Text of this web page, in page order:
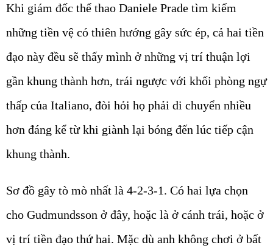
Khi giám đốc thể thao Daniele Prade tìm kiếm
những tiền vệ có thiên hướng gây sức ép, cả hai tiền
đạo này đều sẽ thấy mình ở những vị trí thuận lợi
gần khung thành hơn, trái ngược với khối phòng ngự
thấp của Italiano, đòi hỏi họ phải di chuyển nhiều
hơn đáng kể từ khi giành lại bóng đến lúc tiếp cận
khung thành.
Sơ đồ gây tò mò nhất là 4-2-3-1. Có hai lựa chọn
cho Gudmundsson ở đây, hoặc là ở cánh trái, hoặc ở
vị trí tiền đạo thứ hai. Mặc dù anh không chơi ở bất